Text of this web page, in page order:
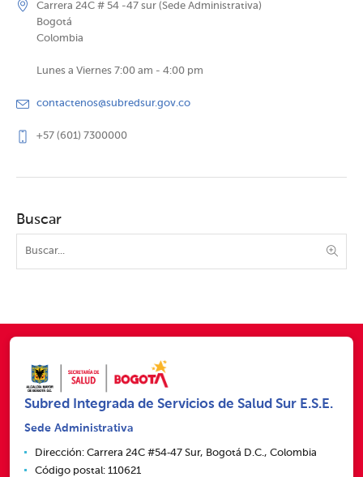
Carrera 24C # 54 -47 sur (Sede Administrativa)
Bogotá
Colombia
Lunes a Viernes 7:00 am - 4:00 pm
contactenos@subredsur.gov.co
+57 (601) 7300000
Buscar
Subred Integrada de Servicios de Salud Sur E.S.E.
Sede Administrativa
Dirección: Carrera 24C #54‑47 Sur, Bogotá D.C., Colombia
Código postal: 110621